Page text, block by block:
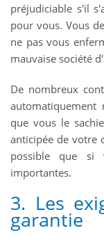
préjudiciable s'il
pour vous. Vous
ne pas vous
mauvaise société
De nombreux
automatiquement
que vous le
anticipée de votre
possible que si
importantes.
3. Les
garantie